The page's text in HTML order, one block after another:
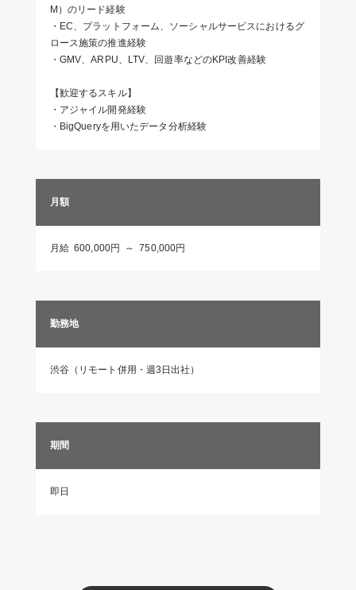
M）のリード経験
・EC、プラットフォーム、ソーシャルサービスにおけるグ
ロース施策の推進経験
・GMV、ARPU、LTV、回遊率などのKPI改善経験
【歓迎するスキル】
・アジャイル開発経験
・BigQueryを用いたデータ分析経験
月額
月給 600,000円 ～ 750,000円
勤務地
渋谷（リモート併用・週3日出社）
期間
即日